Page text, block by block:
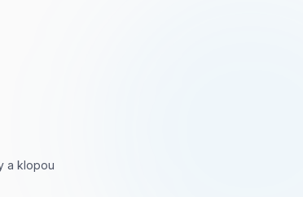
a klopou